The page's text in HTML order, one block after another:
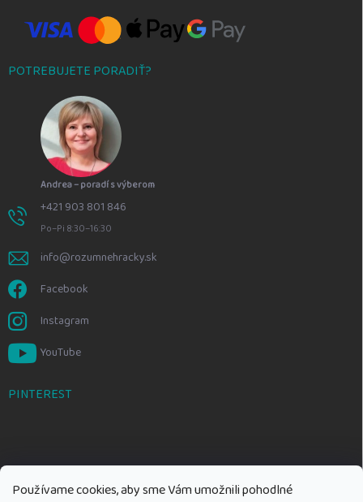
Používame cookies, aby sme Vám umožnili pohodlné
POTREBUJETE PORADIŤ?
Andrea – poradí s výberom
+421 903 801 846
Po–Pi 8:30–16:30
info@rozumnehracky.sk
Facebook
Instagram
YouTube
PINTEREST